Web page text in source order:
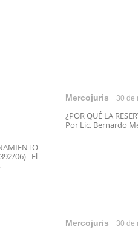
392/06) El
Mercojuris 30 de
¿POR QUÉ LA
Por Lic. Bernardo
Mercojuris 30 de